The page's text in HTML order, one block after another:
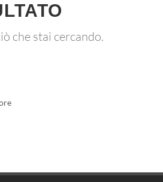
che stai cercando.